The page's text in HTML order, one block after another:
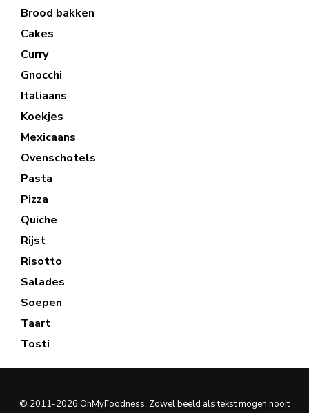
Brood bakken
Cakes
Curry
Gnocchi
Italiaans
Koekjes
Mexicaans
Ovenschotels
Pasta
Pizza
Quiche
Rijst
Risotto
Salades
Soepen
Taart
Tosti
© 2011-2026 OhMyFoodness. Zowel beeld als tekst mogen nooit